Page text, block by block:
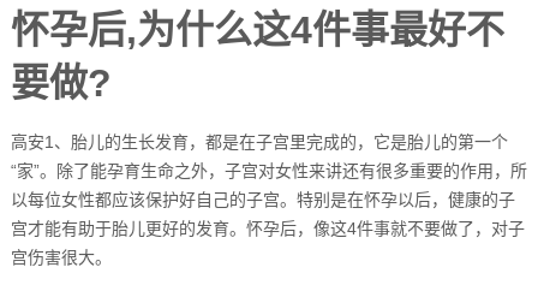
怀孕后,为什么这4件事最好不
要做?
高安1、胎儿的生长发育，都是在子宫里完成的，它是胎儿的第一个
“家”。除了能孕育生命之外，子宫对女性来讲还有很多重要的作用，所
以每位女性都应该保护好自己的子宫。特别是在怀孕以后，健康的子
宫才能有助于胎儿更好的发育。怀孕后，像这4件事就不要做了，对子
宫伤害很大。